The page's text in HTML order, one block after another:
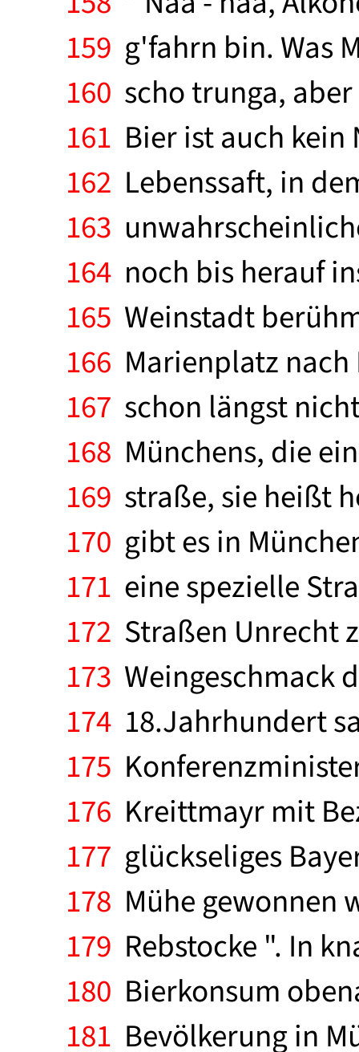
159 g'fahrn bin. Was
160 scho trunga,
161 Bier ist auch
162 Lebenssaft, in
163
164 noch bis herauf
165 Weinstadt
166 Marienplatz
167 schon längst
168 Münchens, die
169 straße, sie heißt
170 gibt es in
171 eine spezielle
172 Straßen Unrecht
173 Weingeschmack
174 18.Jahrhundert
175
176 Kreittmayr mit
177 glückseliges
178 Mühe gewonnen
179 Rebstocke ". In
180 Bierkonsum
181 Bevölkerung in